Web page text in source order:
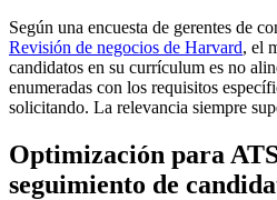
Según una encuesta de gerentes de
Revisión de negocios de Harvard, el
candidatos en su currículum es no
enumeradas con los requisitos
solicitando. La relevancia siempre
Optimización para
seguimiento de